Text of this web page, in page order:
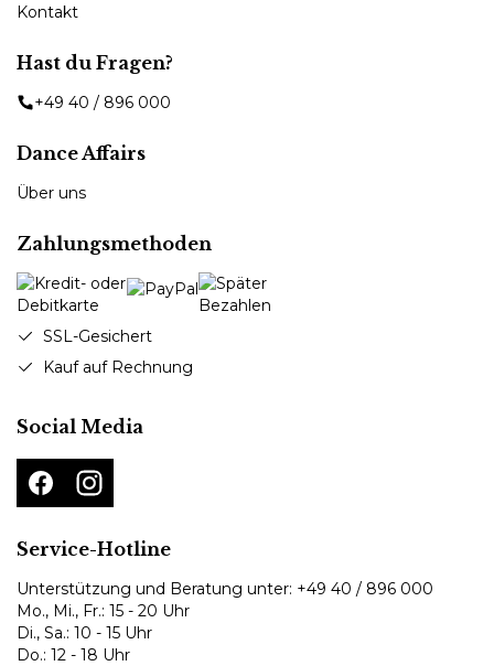
Kontakt
Hast du Fragen?
+49 40 / 896 000
Dance Affairs
Über uns
Zahlungsmethoden
SSL-Gesichert
Kauf auf Rechnung
Social Media
Service-Hotline
Unterstützung und Beratung unter: +49 40 / 896 000
Mo., Mi., Fr.: 15 - 20 Uhr
Di., Sa.: 10 - 15 Uhr
Do.: 12 - 18 Uhr